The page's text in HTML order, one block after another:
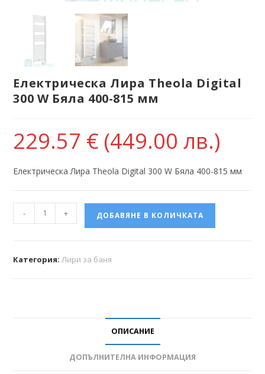
Електрическа Лира Theola Digital
300 W Бяла 400-815 мм
229.57 € (449.00 лв.)
Електрическа Лира Theola Digital 300 W Бяла 400-815 мм
- + ДОБАВЯНЕ В КОЛИЧКАТА
Категория: Лири за баня
ОПИСАНИЕ
ДОПЪЛНИТЕЛНА ИНФОРМАЦИЯ